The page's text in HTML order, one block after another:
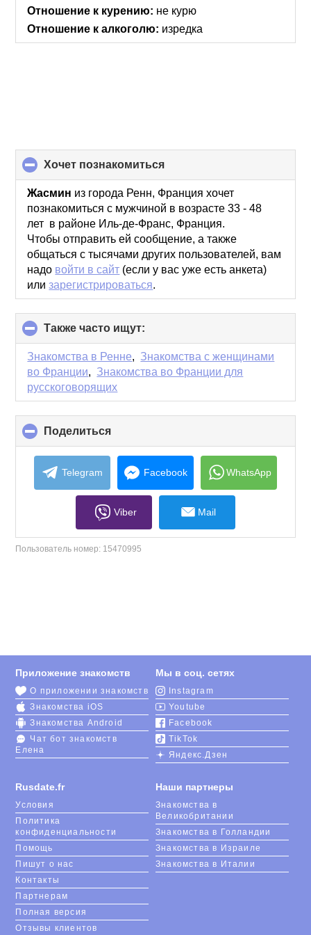
collapse
contents
Отношение к курению: не курю
Отношение к алкоголю: изредка
хочет познакомиться
to
collapse
contents
Жасмин из города Ренн, Франция хочет
познакомиться с мужчиной в возрасте 33 - 48
лет в районе Иль-де-Франс, Франция.
Чтобы отправить ей сообщение, а также
общаться с тысячами других пользователей, вам
надо войти в сайт (если у вас уже есть анкета)
илизарегистрироваться.
Также часто ищут:
to
collapse
contents
Знакомства в Ренне, Знакомства с женщинами
во Франции, Знакомства во Франции для
русскоговорящих
Поделиться
to
collapse
contents
Telegram Facebook WhatsApp
Viber Mail
Пользователь номер: 15470995
Rusdate.fr
Условия
Политика
конфиденциальности
Помощь
Пишут о нас
Контакты
Партнерам
Полная версия
Отзывы клиентов
Приложение знакомств
О приложении знакомств
Знакомства iOS
Знакомства Android
Чат бот знакомств
Елена
Мы в соц. сетях
Instagram
Youtube
Facebook
TikTok
Яндекс.Дзен
Наши партнеры
Знакомства в
Великобритании
Знакомства в Голландии
Знакомства в Израиле
Знакомства в Италии